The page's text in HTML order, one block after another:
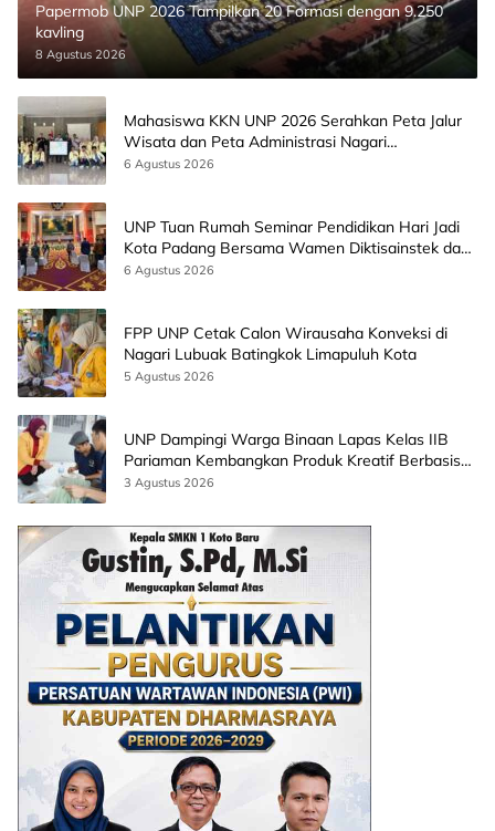
Papermob UNP 2026 Tampilkan 20 Formasi dengan 9.250
kavling
8 Agustus 2026
Mahasiswa KKN UNP 2026 Serahkan Peta Jalur
Wisata dan Peta Administrasi Nagari
Paninggahan
6 Agustus 2026
UNP Tuan Rumah Seminar Pendidikan Hari Jadi
Kota Padang Bersama Wamen Diktisainstek dan
CEO EMGS Malaysia
6 Agustus 2026
FPP UNP Cetak Calon Wirausaha Konveksi di
Nagari Lubuak Batingkok Limapuluh Kota
5 Agustus 2026
UNP Dampingi Warga Binaan Lapas Kelas IIB
Pariaman Kembangkan Produk Kreatif Berbasis
AI
3 Agustus 2026